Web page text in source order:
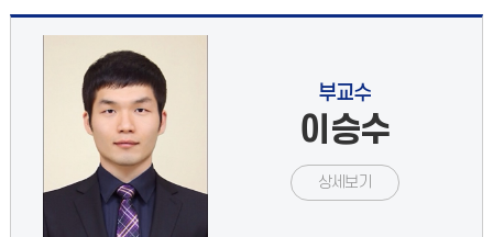
부교수
이승수
상세보기